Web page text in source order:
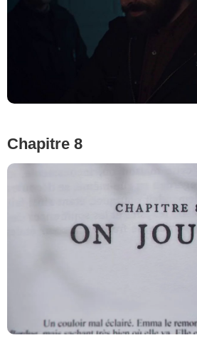
Chapitre 8